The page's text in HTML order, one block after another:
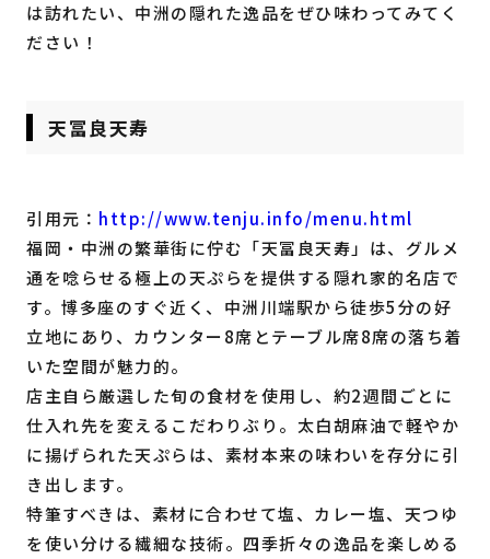
は訪れたい、中洲の隠れた逸品をぜひ味わってみてく
ださい！
天冨良天寿
引用元： http://www.tenju.info/menu.html
福岡・中洲の繁華街に佇む「天冨良天寿」は、グルメ
通を唸らせる極上の天ぷらを提供する隠れ家的名店で
す。博多座のすぐ近く、中洲川端駅から徒歩5分の好
立地にあり、カウンター8席とテーブル席8席の落ち着
いた空間が魅力的。
店主自ら厳選した旬の食材を使用し、約2週間ごとに
仕入れ先を変えるこだわりぶり。太白胡麻油で軽やか
に揚げられた天ぷらは、素材本来の味わいを存分に引
き出します。
特筆すべきは、素材に合わせて塩、カレー塩、天つゆ
を使い分ける繊細な技術。四季折々の逸品を楽しめる